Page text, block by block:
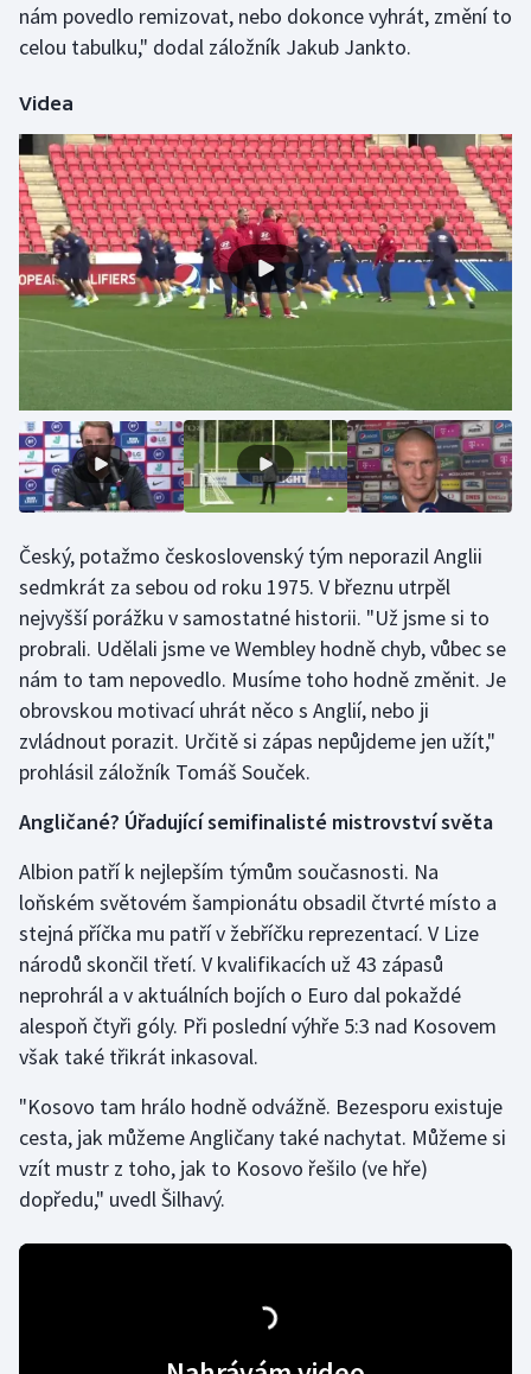
Ragby
Rychlobruslení
Rychlostní kanoistika
Short track
Sportovní střelba
Stolní tenis
Veslování
Vodní slalom
Volejbal
Ostatní
nám povedlo remizovat, nebo dokonce vyhrát, změní to
celou tabulku," dodal záložník Jakub Jankto.
Videa
Český, potažmo československý tým neporazil Anglii
sedmkrát za sebou od roku 1975. V březnu utrpěl
nejvyšší porážku v samostatné historii. "Už jsme si to
probrali. Udělali jsme ve Wembley hodně chyb, vůbec se
nám to tam nepovedlo. Musíme toho hodně změnit. Je
obrovskou motivací uhrát něco s Anglií, nebo ji
zvládnout porazit. Určitě si zápas nepůjdeme jen užít,"
prohlásil záložník Tomáš Souček.
Angličané? Úřadující semifinalisté mistrovství světa
Albion patří k nejlepším týmům současnosti. Na
loňském světovém šampionátu obsadil čtvrté místo a
stejná příčka mu patří v žebříčku reprezentací. V Lize
národů skončil třetí. V kvalifikacích už 43 zápasů
neprohrál a v aktuálních bojích o Euro dal pokaždé
alespoň čtyři góly. Při poslední výhře 5:3 nad Kosovem
však také třikrát inkasoval.
"Kosovo tam hrálo hodně odvážně. Bezesporu existuje
cesta, jak můžeme Angličany také nachytat. Můžeme si
vzít mustr z toho, jak to Kosovo řešilo (ve hře)
dopředu," uvedl Šilhavý.